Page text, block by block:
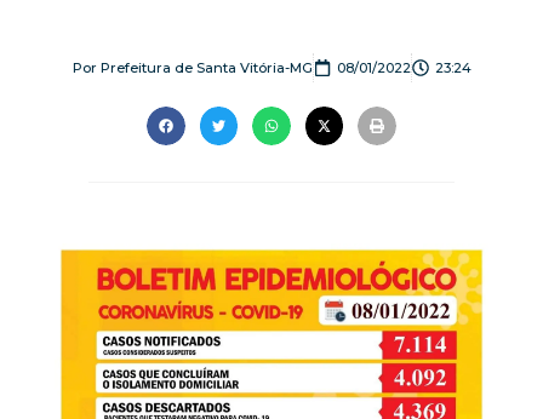
PorPrefeitura de Santa Vitória-MG 08/01/2022 23:24